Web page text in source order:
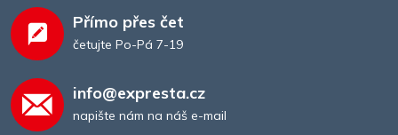
Přímo přes čet
četujte Po-Pá 7-19
info@expresta.cz
napište nám na náš e-mail